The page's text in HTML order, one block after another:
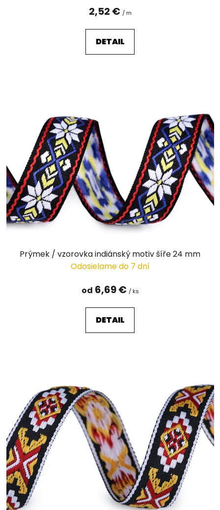
2,52 € / m
DETAIL
Prýmek / vzorovka indiánský motiv šíře 24 mm
Odosielame do 7 dní
od 6,69 € / ks
DETAIL